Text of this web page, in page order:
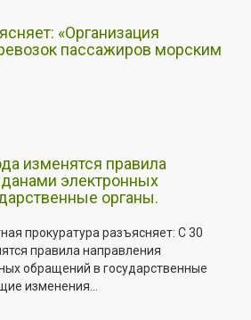
«Организация
пассажиров морским
изменятся правила
электронных
органы.
прокуратура разъясняет: С 30
правила направления
обращений в государственные
изменения...